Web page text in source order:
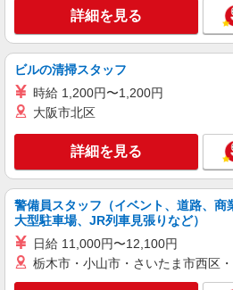
時間相当）支給。時
にかかわらず、固定
間を超える時間外労
します。 試用期間
【試用期間】月給
クス湘南藤沢2F
キープ
ソフトバンクテラスモール湘南店
【店長職】ソフト
タッフ
月給 260,000円
ヶ月 月給25万円以上 ※
期間】月給 260000
■ソフトバンクテ
藤沢市 辻堂神台1丁
キープ
詳細を見る
ビルの清掃スタッフ
時給 1,200円〜1,200円
大阪市北区
詳細を見る
警備員スタッフ（イベント、道路、商
大型駐車場、JR列車見張りなど）
日給 11,000円〜12,100円
栃木市・小山市・さいたま市西区